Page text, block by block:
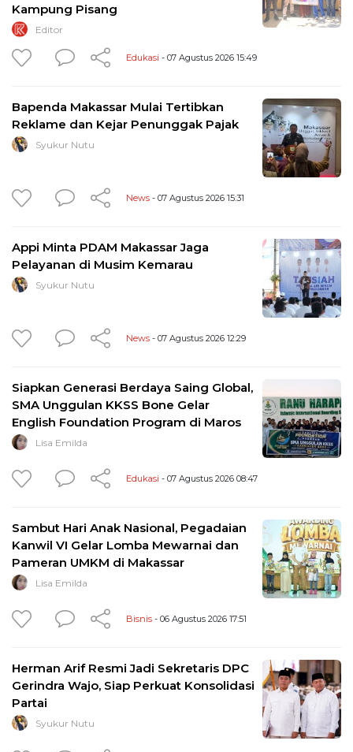
Kampung Pisang
Editor
Edukasi - 07 Agustus 2026 15:49
Bapenda Makassar Mulai Tertibkan
Reklame dan Kejar Penunggak Pajak
Syukur Nutu
News - 07 Agustus 2026 15:31
Appi Minta PDAM Makassar Jaga
Pelayanan di Musim Kemarau
Syukur Nutu
News - 07 Agustus 2026 12:29
Siapkan Generasi Berdaya Saing Global,
SMA Unggulan KKSS Bone Gelar
English Foundation Program di Maros
Lisa Emilda
Edukasi - 07 Agustus 2026 08:47
Sambut Hari Anak Nasional, Pegadaian
Kanwil VI Gelar Lomba Mewarnai dan
Pameran UMKM di Makassar
Lisa Emilda
Bisnis - 06 Agustus 2026 17:51
Herman Arif Resmi Jadi Sekretaris DPC
Gerindra Wajo, Siap Perkuat Konsolidasi
Partai
Syukur Nutu